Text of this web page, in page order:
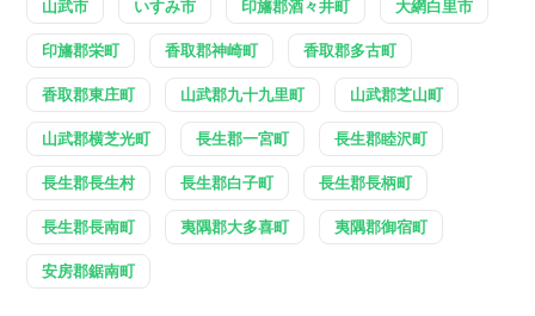
山武市 いすみ市 印旛郡酒々井町 大網白里市
印旛郡栄町 香取郡神崎町 香取郡多古町
香取郡東庄町 山武郡九十九里町 山武郡芝山町
山武郡横芝光町 長生郡一宮町 長生郡睦沢町
長生郡長生村 長生郡白子町 長生郡長柄町
長生郡長南町 夷隅郡大多喜町 夷隅郡御宿町
安房郡鋸南町